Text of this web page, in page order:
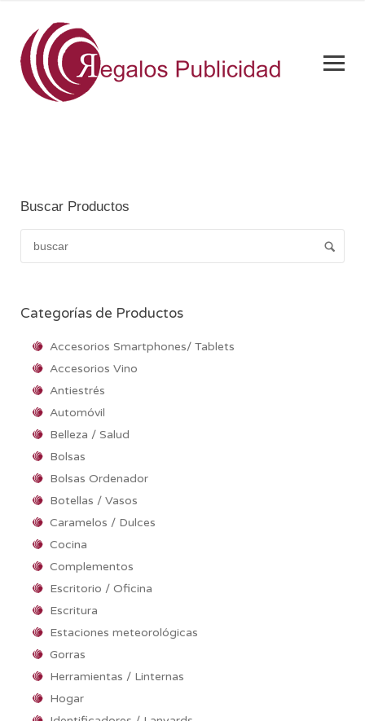
Buscar Productos
Categorías de Productos
Accesorios Smartphones/ Tablets
Accesorios Vino
Antiestrés
Automóvil
Belleza / Salud
Bolsas
Bolsas Ordenador
Botellas / Vasos
Caramelos / Dulces
Cocina
Complementos
Escritorio / Oficina
Escritura
Estaciones meteorológicas
Gorras
Herramientas / Linternas
Hogar